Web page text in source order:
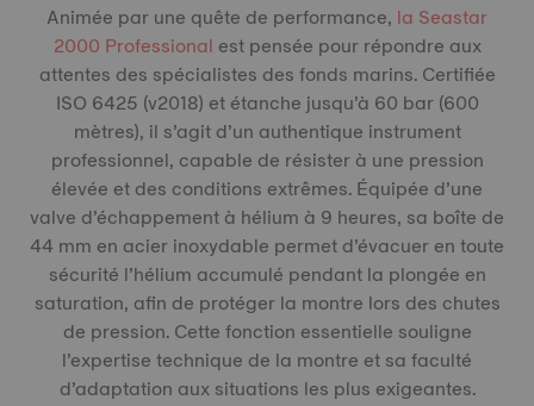
Animée par une quête de performance, la Seastar
2000 Professional est pensée pour répondre aux
attentes des spécialistes des fonds marins. Certifiée
ISO 6425 (v2018) et étanche jusqu’à 60 bar (600
mètres), il s’agit d’un authentique instrument
professionnel, capable de résister à une pression
élevée et des conditions extrêmes. Équipée d’une
valve d’échappement à hélium à 9 heures, sa boîte de
44 mm en acier inoxydable permet d’évacuer en toute
sécurité l’hélium accumulé pendant la plongée en
saturation, afin de protéger la montre lors des chutes
de pression. Cette fonction essentielle souligne
l’expertise technique de la montre et sa faculté
d’adaptation aux situations les plus exigeantes.